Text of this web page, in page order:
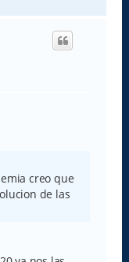
r
creo que
de las